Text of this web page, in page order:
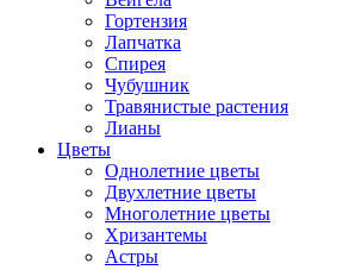
Гортензия
Лапчатка
Спирея
Чубушник
Травянистые растения
Лианы
Цветы
Однолетние цветы
Двухлетние цветы
Многолетние цветы
Хризантемы
Астры